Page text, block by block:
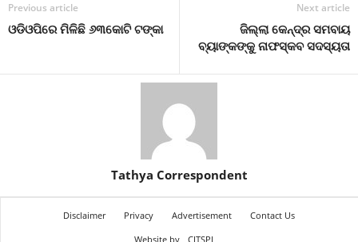
Previous article
ଓଡିଓପିରେ ମିଳିଛି ୬୩କୋଟି ଟଙ୍କା
Next article
ଜିଲ୍ଲା କେନ୍ଦ୍ର ସମବାୟ
ବ୍ୟାଙ୍କଙ୍କୁ ନାଫସ୍କବ ସଦସ୍ୟତା
Tathya Correspondent
Disclaimer Privacy Advertisement
Contact Us
Website by
CITSPL